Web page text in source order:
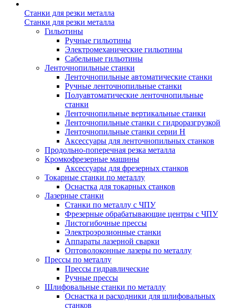
Станки для резки металла
Станки для резки металла
Гильотины
Ручные гильотины
Электромеханические гильотины
Сабельные гильотины
Ленточнопильные станки
Ленточнопильные автоматические станки
Ручные ленточнопильные станки
Полуавтоматические ленточнопильные
станки
Ленточнопильные вертикальные станки
Ленточнопильные станки с гидроразгрузкой
Ленточнопильные станки серии H
Аксессуары для ленточнопильных станков
Продольно-поперечная резка металла
Кромкофрезерные машины
Аксессуары для фрезерных станков
Токарные станки по металлу
Оснастка для токарных станков
Лазерные станки
Станки по металлу с ЧПУ
Фрезерные обрабатывающие центры с ЧПУ
Листогибочные прессы
Электроэрозионные станки
Аппараты лазерной сварки
Оптоволоконные лазеры по металлу
Прессы по металлу
Прессы гидравлические
Ручные прессы
Шлифовальные станки по металлу
Оснастка и расходники для шлифовальных
станков